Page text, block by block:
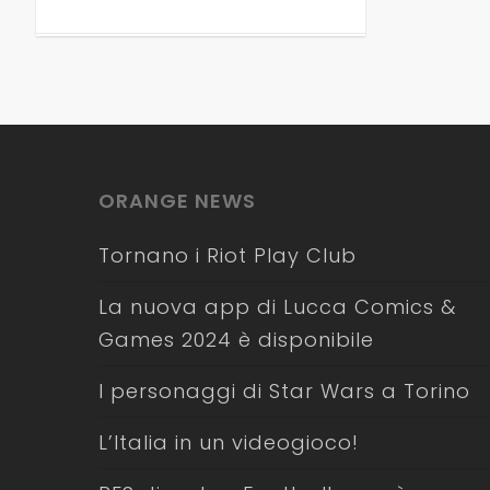
ORANGE NEWS
Tornano i Riot Play Club
La nuova app di Lucca Comics &
Games 2024 è disponibile
I personaggi di Star Wars a Torino
L’Italia in un videogioco!